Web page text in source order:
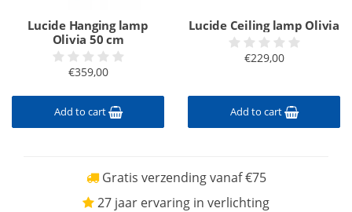
Lucide Hanging lamp
Olivia 50 cm
€359,00
Add to cart
Lucide Ceiling lamp Olivia
€229,00
Add to cart
Gratis verzending vanaf €75
27 jaar ervaring in verlichting